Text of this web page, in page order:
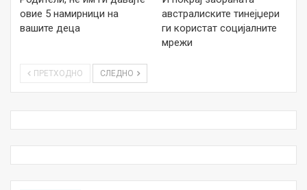
овие 5 намирници на
вашите деца
австралиските тинејџери
ги користат социјалните
мрежи
ПРЕТХОДНО СЛЕДНО